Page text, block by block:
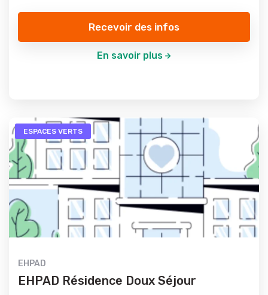
Recevoir des infos
En savoir plus
ESPACES VERTS
EHPAD
EHPAD Résidence Doux Séjour